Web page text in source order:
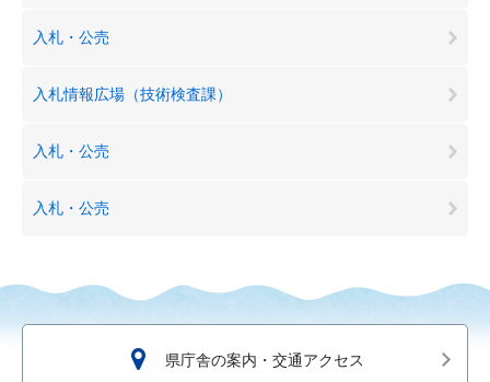
入札・公売
入札情報広場（技術検査課）
入札・公売
入札・公売
県庁舎の案内・交通アクセス